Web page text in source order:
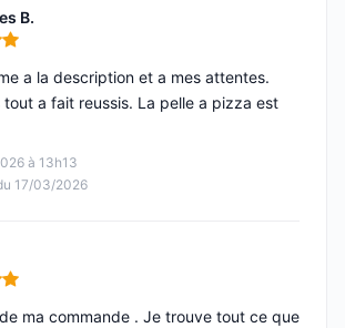
B.
5
à 13h13
17/03/2026
a la description et a mes attentes.
tout a fait reussis. La pelle a pizza est
5
ma commande . Je trouve tout ce que